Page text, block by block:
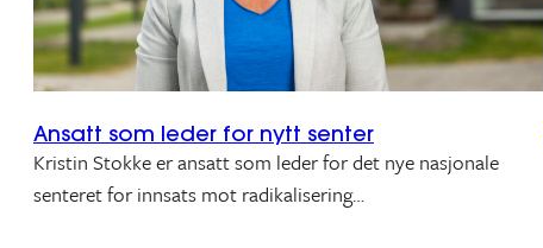
Ansatt som leder for nytt senter
Kristin Stokke er ansatt som leder for det nye nasjonale
senteret for innsats mot radikalisering…